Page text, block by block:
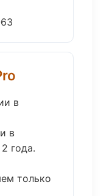
в
в
года.
только